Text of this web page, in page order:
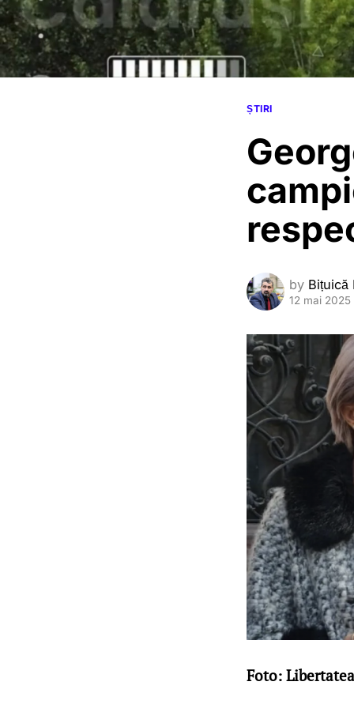
ȘTIRI
by Bițuică
12 mai 2025
Foto: Libertatea